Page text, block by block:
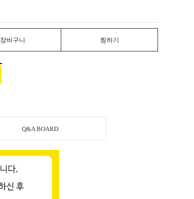
장바구니 찜하기
Q&A BOARD